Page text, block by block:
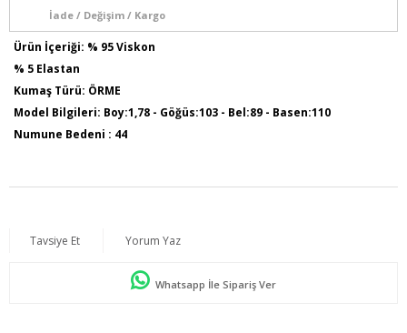
İade / Değişim / Kargo
Ürün İçeriği: % 95 Viskon
% 5 Elastan
Kumaş Türü: ÖRME
Model Bilgileri: Boy:1,78 - Göğüs:103 - Bel:89 - Basen:110
Numune Bedeni : 44
Tavsiye Et Yorum Yaz
Whatsapp İle Sipariş Ver